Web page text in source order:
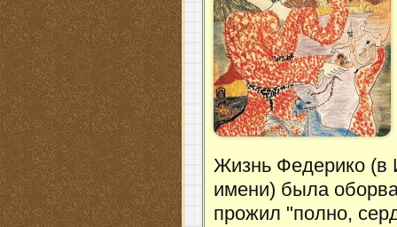
Жизнь Федерико (в
имени) была
прожил "полно,